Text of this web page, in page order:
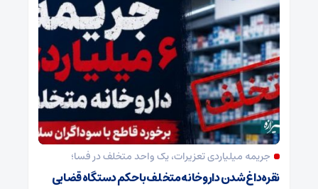
جریمه میلیاردی تعزیرات، یک واحد متخلف در فسا؛
نقره‌داغ شدن داروخانه متخلف با حکم دستگاه قضایی